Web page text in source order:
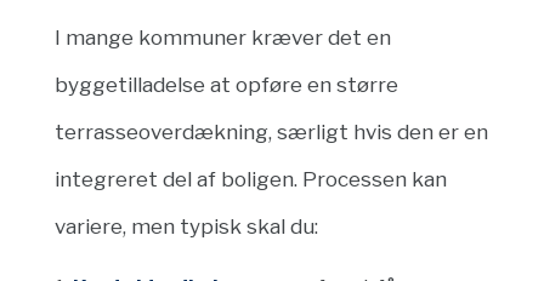
I mange kommuner kræver det en
byggetilladelse at opføre en større
terrasseoverdækning, særligt hvis den er en
integreret del af boligen. Processen kan
variere, men typisk skal du: